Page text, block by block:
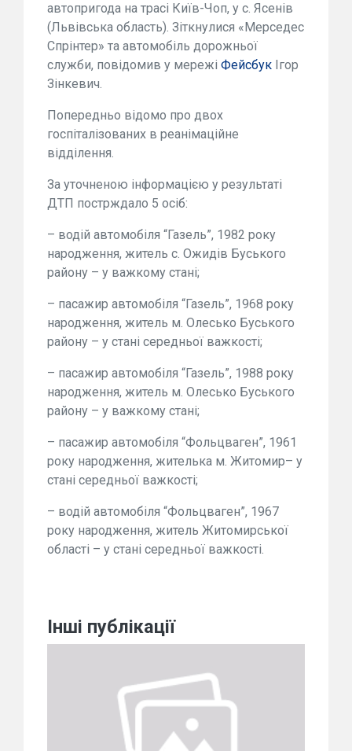
автопригода на трасі Київ-Чоп, у с. Ясенів
(Львівська область). Зіткнулися «Мерседес
Спрінтер» та автомобіль дорожньої
служби, повідомив у мережі Фейсбук Ігор
Зінкевич.
Попередньо відомо про двох
госпіталізованих в реанімаційне
відділення.
За уточненою інформацією у результаті
ДТП пострждало 5 осіб:
– водій автомобіля “Газель”, 1982 року
народження, житель с. Ожидів Буського
району – у важкому стані;
– пасажир автомобіля “Газель”, 1968 року
народження, житель м. Олесько Буського
району – у стані середньої важкості;
– пасажир автомобіля “Газель”, 1988 року
народження, житель м. Олесько Буського
району – у важкому стані;
– пасажир автомобіля “Фольцваген”, 1961
року народження, жителька м. Житомир– у
стані середньої важкості;
– водій автомобіля “Фольцваген”, 1967
року народження, житель Житомирської
області – у стані середньої важкості.
Інші публікації